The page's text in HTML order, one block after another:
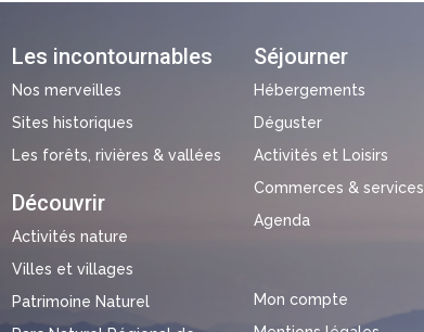
Les incontournables
Nos merveilles
Sites historiques
Les forêts, rivières & vallées
Découvrir
Activités nature
Villes et villages
Patrimoine Naturel
Séjourner
Hébergements
Déguster
Activités et Loisirs
Commerces & services
Agenda
Mon compte